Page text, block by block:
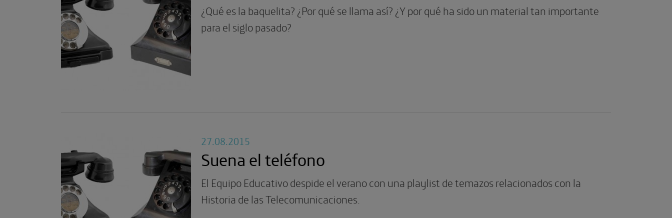
¿Qué es la baquelita? ¿Por qué se llama así? ¿Y por qué ha sido un material tan importante
para el siglo pasado?
27.08.2015
Suena el teléfono
El Equipo Educativo despide el verano con una playlist de temazos relacionados con la
Historia de las Telecomunicaciones.